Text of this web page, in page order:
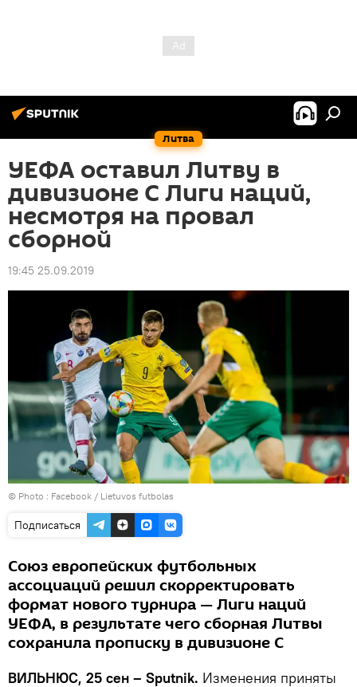
Литва
УЕФА оставил Литву в
дивизионе С Лиги наций,
несмотря на провал
сборной
19:45 25.09.2019
© Photo : Facebook / Lietuvos futbolas
Подписаться
Союз европейских футбольных
ассоциаций решил скорректировать
формат нового турнира — Лиги наций
УЕФА, в результате чего сборная Литвы
сохранила прописку в дивизионе С
ВИЛЬНЮС, 25 сен – Sputnik. Изменения приняты